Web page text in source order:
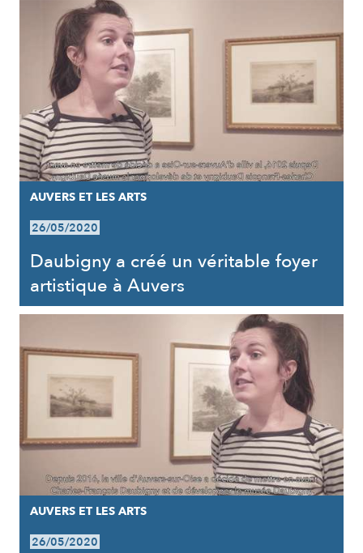
AUVERS ET LES ARTS
26/05/2020
Daubigny a créé un véritable foyer
artistique à Auvers
AUVERS ET LES ARTS
26/05/2020